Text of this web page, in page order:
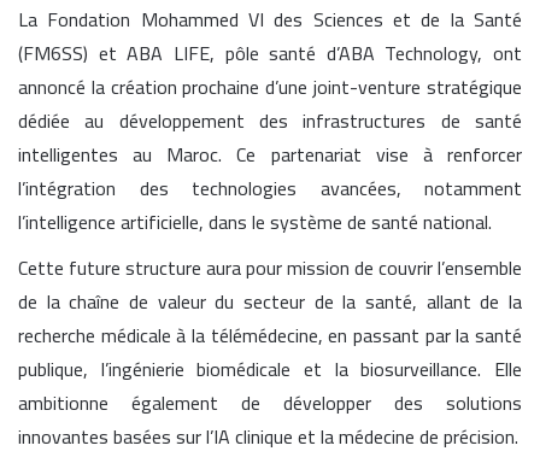
La Fondation Mohammed VI des Sciences et de la Santé
(FM6SS) et ABA LIFE, pôle santé d’ABA Technology, ont
annoncé la création prochaine d’une joint-venture stratégique
dédiée au développement des infrastructures de santé
intelligentes au Maroc. Ce partenariat vise à renforcer
l’intégration des technologies avancées, notamment
l’intelligence artificielle, dans le système de santé national.
Cette future structure aura pour mission de couvrir l’ensemble
de la chaîne de valeur du secteur de la santé, allant de la
recherche médicale à la télémédecine, en passant par la santé
publique, l’ingénierie biomédicale et la biosurveillance. Elle
ambitionne également de développer des solutions
innovantes basées sur l’IA clinique et la médecine de précision.